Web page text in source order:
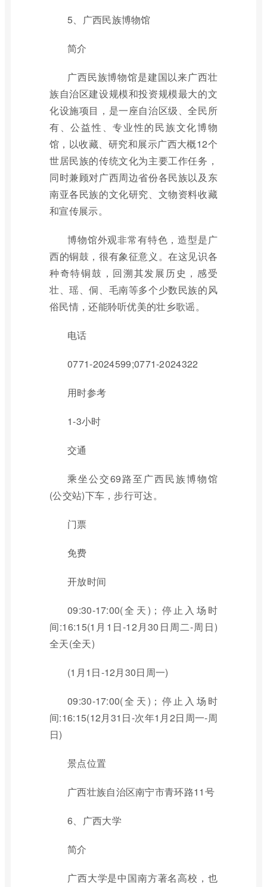
5、广西民族博物馆
简介
广西民族博物馆是建国以来广西壮
族自治区建设规模和投资规模最大的文
化设施项目，是一座自治区级、全民所
有、公益性、专业性的民族文化博物
馆，以收藏、研究和展示广西大概12个
世居民族的传统文化为主要工作任务，
同时兼顾对广西周边省份各民族以及东
南亚各民族的文化研究、文物资料收藏
和宣传展示。
博物馆外观非常有特色，造型是广
西的铜鼓，很有象征意义。在这见识各
种奇特铜鼓，回溯其发展历史，感受
壮、瑶、侗、毛南等多个少数民族的风
俗民情，还能聆听优美的壮乡歌谣。
电话
0771-2024599;0771-2024322
用时参考
1-3小时
交通
乘坐公交69路至广西民族博物馆
(公交站)下车，步行可达。
门票
免费
开放时间
09:30-17:00(全天)；停止入场时
间:16:15(1月1日-12月30日周二-周日)
全天(全天)
(1月1日-12月30日周一)
09:30-17:00(全天)；停止入场时
间:16:15(12月31日-次年1月2日周一-周
日)
景点位置
广西壮族自治区南宁市青环路11号
6、广西大学
简介
广西大学是中国南方著名高校，也